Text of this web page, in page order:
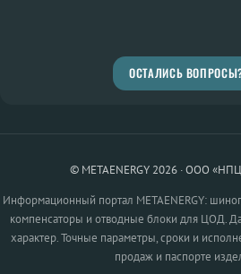
ОСТАЛИСЬ
© METAENERGY 2026 · ООО
Информационный портал METAENERGY:
компенсаторы и отводные блоки для ЦОД.
характер. Точные параметры, сроки и
продаж и паспорте